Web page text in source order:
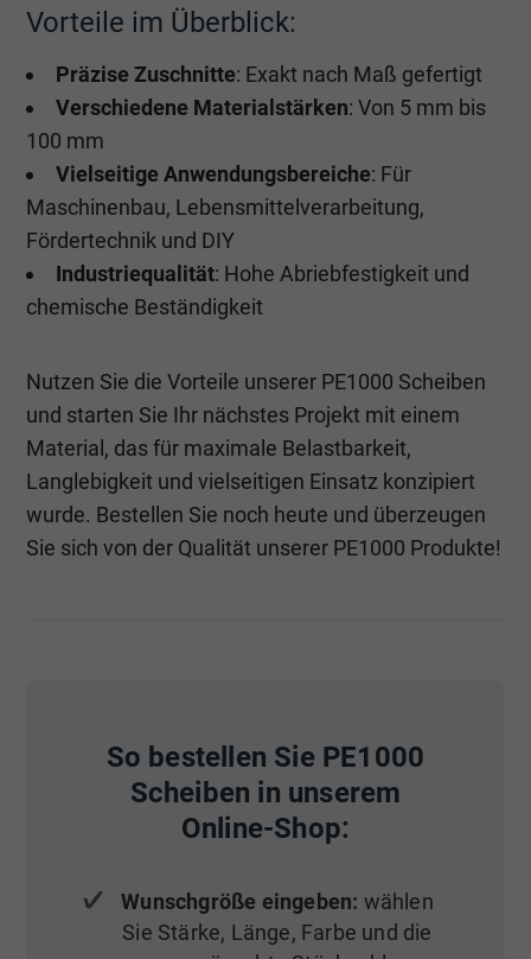
Vorteile im Überblick:
Präzise Zuschnitte: Exakt nach Maß gefertigt
Verschiedene Materialstärken: Von 5 mm bis
100 mm
Vielseitige Anwendungsbereiche: Für
Maschinenbau, Lebensmittelverarbeitung,
Fördertechnik und DIY
Industriequalität: Hohe Abriebfestigkeit und
chemische Beständigkeit
Nutzen Sie die Vorteile unserer PE1000 Scheiben
und starten Sie Ihr nächstes Projekt mit einem
Material, das für maximale Belastbarkeit,
Langlebigkeit und vielseitigen Einsatz konzipiert
wurde. Bestellen Sie noch heute und überzeugen
Sie sich von der Qualität unserer PE1000 Produkte!
So bestellen Sie PE1000
Scheiben in unserem
Online-Shop:
Wunschgröße eingeben: wählen
Sie Stärke, Länge, Farbe und die